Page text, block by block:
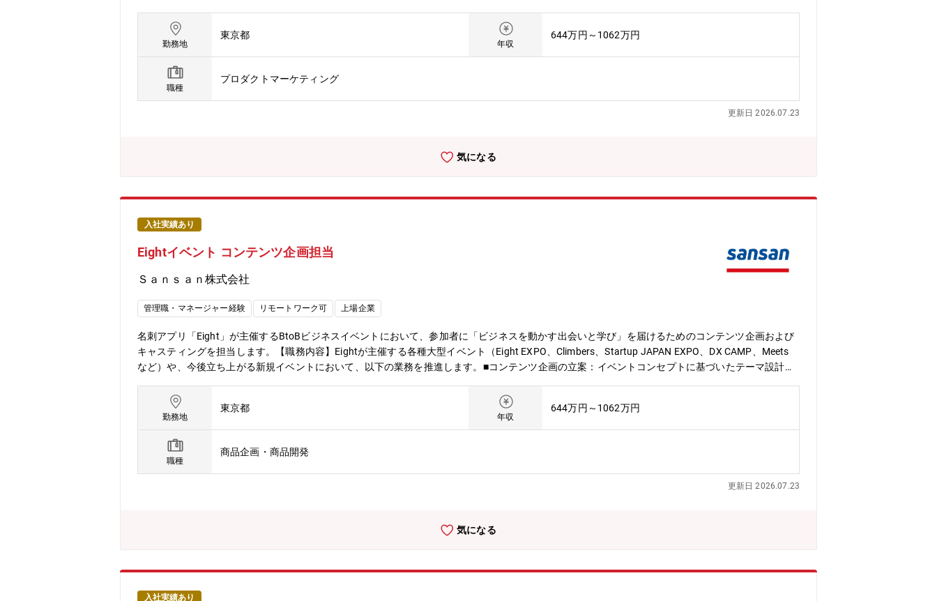
るまで、事業の広範囲に携わります。※業務内容や担当範囲は適性や希望に応じて検討します。【ポジションの魅力】■同社ならではの「出会い」に
特化したビジネスイベントで、BtoB領域のイベント・マーケティング市場に新しい価値を作る醍醐味を実感できます。■主催者として、イベントの企
画立案から営業、集客、当日の運営までのすべてを事業オーナーとして実行できます。■事業の企画から運営までの幅広いスキルを身に付けることが
できます。■社会の課題を解決するための企画を発信・実行することができます。■イベント開催時も多くの方からの反響を感じられ、Win-Win-Win
（参加者・顧客・主催者）を感じられる稀有なビジネスモデルです。■マーケティング仮説検証（集客実務のPDCA）からマーケティングリード（戦
略・マーケチームマネジメント）、イベント創出（市場調査・ニーズ仮説＝イベント企画）、イベントプロデュース（事業責任者）という幅広いキャ
リアアップの道筋があります。【組織構成】所属予定の部門には約40名のメンバーが在籍し、イベントごとに4グループで構成されています。将来的
勤務地
東京都
年収
644万円～1062万円
職種
プロダクトマーケティング
更新日 2026.07.23
気になる
入社実績あり
Eightイベント コンテンツ企画担当
Ｓａｎｓａｎ株式会社
管理職・マネージャー経験 リモートワーク可 上場企業
名刺アプリ「Eight」が主催するBtoBビジネスイベントにおいて、参加者に「ビジネスを動かす出会いと学び」を届けるためのコンテンツ企画および
キャスティングを担当します。【職務内容】Eightが主催する各種大型イベント（Eight EXPO、Climbers、Startup JAPAN EXPO、DX CAMP、Meets
など）や、今後立ち上がる新規イベントにおいて、以下の業務を推進します。■コンテンツ企画の立案：イベントコンセプトに基づいたテーマ設計、
び交渉：ターゲットとなる登壇者へのアプローチ、出演依頼、条件調整（メール・オンライン・対面）■セッション構築：登壇者との事前打ち合わせ
を通じたセッション内容のブラッシュアップ、進行シナリオの設計サポート■部門間連携：営業・マーケティング・運営チームなど、社内関係各所と
連携したコンテンツ改善や集客への寄与■イベント当日の運営：登壇者のアテンド、リハーサル・本番の進行サポート、ホスピタリティの提供■効果
測定と改善：実施後のアンケート分析や振り返り、次回に向けたコンテンツのアップデート※新規イベント立ち上げの際は、ゼロベースでのコンセプ
ト策定や企画の初期フェーズからコアメンバーとして参画していただきます。【ポジションの魅力】■数千～数万人規模を動員する、国内最大級のビ
ジネスイベントの根幹（コンテンツ企画）を担うダイナミズムを味わえます。■Eightが保有する名刺データや強固なビジネスネットワークという「独
自のアセット」を最大限に活用し、他社には真似できない圧倒的な「出会い」を起点としたイベントづくりに挑戦できます。■各業界のトップランナ
トのグロースだけでなく、新規イベントの立ち上げという「ゼロイチ」のフェーズに関わるチャンスがあります。■営業、マーケティング、運営と一
当イベントの成功を目指します。将来的にはメンバーを約100名に増員し、10グループ体制へと成長させることを目指しています。
勤務地
東京都
年収
644万円～1062万円
職種
商品企画・商品開発
更新日 2026.07.23
気になる
入社実績あり